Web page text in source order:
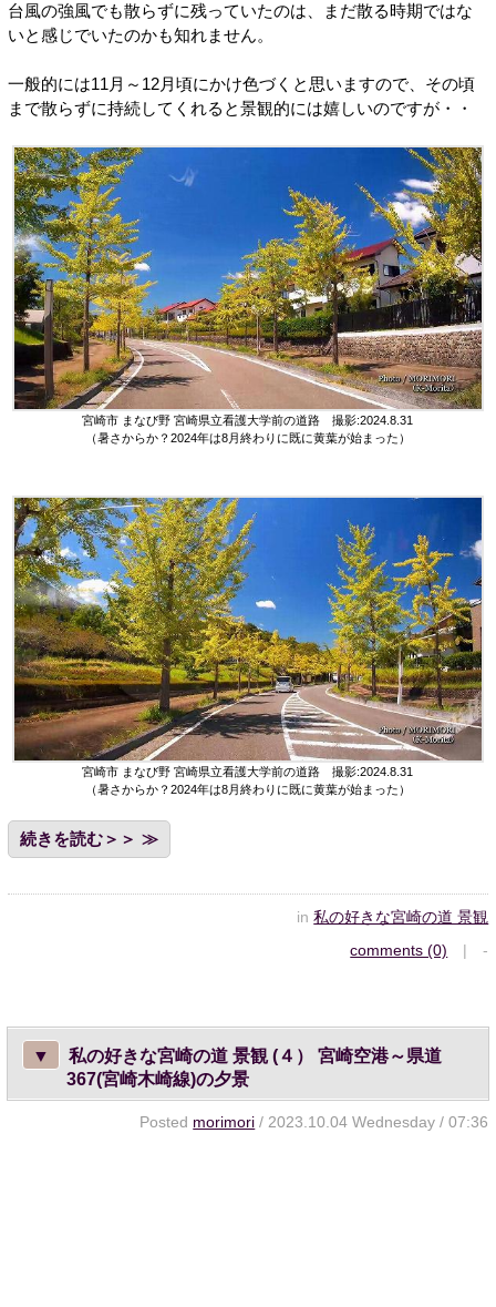
台風の強風でも散らずに残っていたのは、まだ散る時期ではな
いと感じでいたのかも知れません。
一般的には11月～12月頃にかけ色づくと思いますので、その頃
まで散らずに持続してくれると景観的には嬉しいのですが・・
宮崎市 まなび野 宮崎県立看護大学前の道路 撮影:2024.8.31
（暑さからか？2024年は8月終わりに既に黄葉が始まった）
宮崎市 まなび野 宮崎県立看護大学前の道路 撮影:2024.8.31
（暑さからか？2024年は8月終わりに既に黄葉が始まった）
続きを読む＞＞
in私の好きな宮崎の道 景観
comments (0) | -
▼
私の好きな宮崎の道 景観 (４） 宮崎空港～県道
367(宮崎木崎線)の夕景
Posted morimori / 2023.10.04 Wednesday / 07:36